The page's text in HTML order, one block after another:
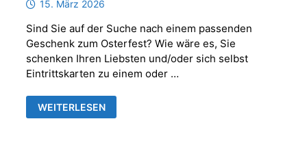
15. März 2026
Sind Sie auf der Suche nach einem passenden
Geschenk zum Osterfest? Wie wäre es, Sie
schenken Ihren Liebsten und/oder sich selbst
Eintrittskarten zu einem oder …
KRAFTSDORFER
MUSIKSOMMER
WEITERLESEN